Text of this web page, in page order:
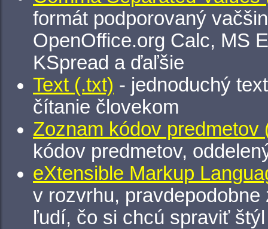
formát podporovaný
OpenOffice.org Calc, MS
KSpread a ďaľšie
Text (.txt) - jednoduchý
čítanie človekom
Zoznam kódov predmetov
kódov predmetov,
eXtensible Markup
v rozvrhu,
ľudí, čo si chcú spraviť